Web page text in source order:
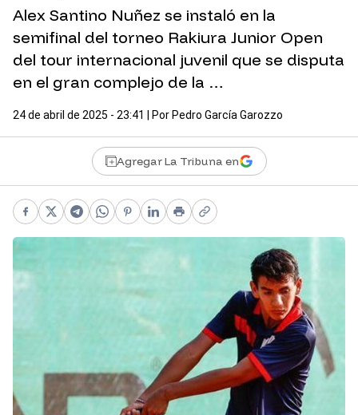
Alex Santino Nuñez se instaló en la
semifinal del torneo Rakiura Junior Open
del tour internacional juvenil que se disputa
en el gran complejo de la …
24 de abril de 2025 - 23:41 | Por Pedro García Garozzo
Agregar La Tribuna en
Facebook
X Telegram
WhatsApp
Pinterest
LinkedIn
PrintCopy link